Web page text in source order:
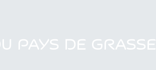
PAYS DE GRASSE